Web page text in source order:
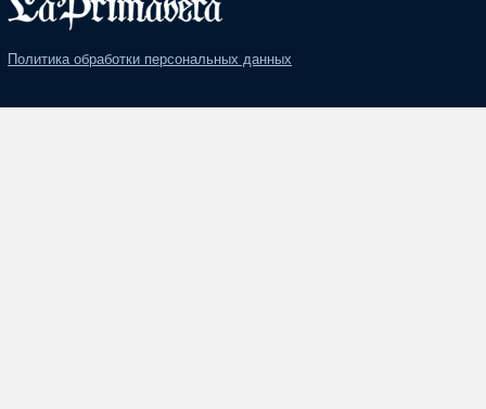
Политика обработки персональных данных